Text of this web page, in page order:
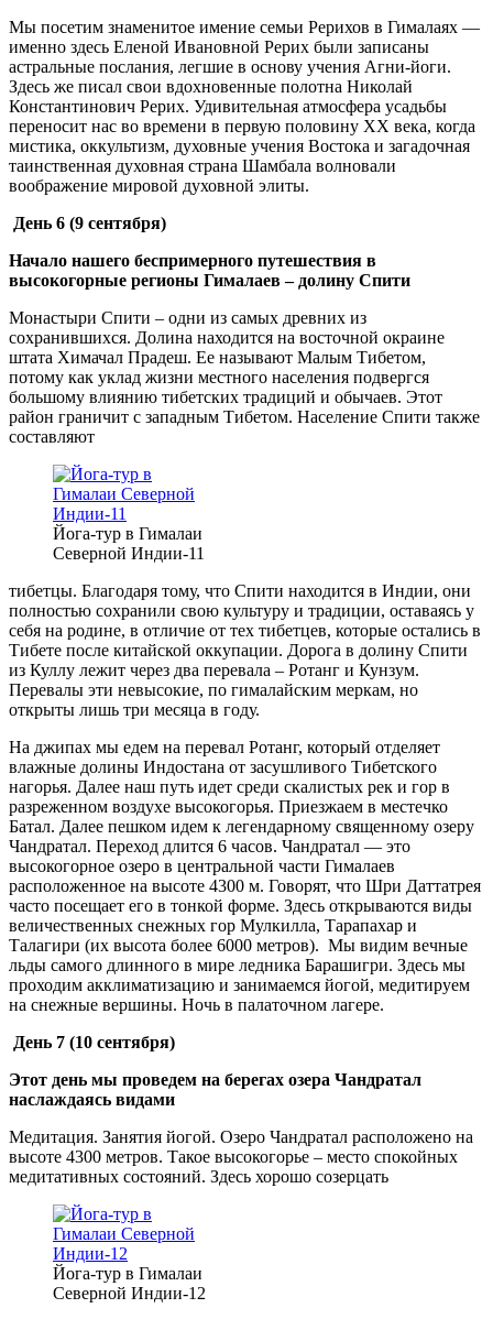
Мы посетим знаменитое имение семьи Рерихов в Гималаях —
именно здесь Еленой Ивановной Рерих были записаны
астральные послания, легшие в основу учения Агни-йоги.
Здесь же писал свои вдохновенные полотна Николай
Константинович Рерих. Удивительная атмосфера усадьбы
переносит нас во времени в первую половину ХХ века, когда
мистика, оккультизм, духовные учения Востока и загадочная
таинственная духовная страна Шамбала волновали
воображение мировой духовной элиты.
День 6 (9 сентября)
Начало нашего беспримерного путешествия в
высокогорные регионы Гималаев – долину Спити
Монастыри Спити – одни из самых древних из
сохранившихся. Долина находится на восточной окраине
штата Химачал Прадеш. Ее называют Малым Тибетом,
потому как уклад жизни местного населения подвергся
большому влиянию тибетских традиций и обычаев. Этот
район граничит с западным Тибетом. Население Спити также
составляют
Йога-тур в Гималаи
Северной Индии-11
тибетцы. Благодаря тому, что Спити находится в Индии, они
полностью сохранили свою культуру и традиции, оставаясь у
себя на родине, в отличие от тех тибетцев, которые остались в
Тибете после китайской оккупации. Дорога в долину Спити
из Куллу лежит через два перевала – Ротанг и Кунзум.
Перевалы эти невысокие, по гималайским меркам, но
открыты лишь три месяца в году.
На джипах мы едем на перевал Ротанг, который отделяет
влажные долины Индостана от засушливого Тибетского
нагорья. Далее наш путь идет среди скалистых рек и гор в
разреженном воздухе высокогорья. Приезжаем в местечко
Батал. Далее пешком идем к легендарному священному озеру
Чандратал. Переход длится 6 часов. Чандратал — это
высокогорное озеро в центральной части Гималаев
расположенное на высоте 4300 м. Говорят, что Шри Даттатрея
часто посещает его в тонкой форме. Здесь открываются виды
величественных снежных гор Мулкилла, Тарапахар и
Талагири (их высота более 6000 метров). Мы видим вечные
льды самого длинного в мире ледника Барашигри. Здесь мы
проходим акклиматизацию и занимаемся йогой, медитируем
на снежные вершины. Ночь в палаточном лагере.
День 7 (10 сентября)
Этот день мы проведем на берегах озера Чандратал
наслаждаясь видами
Медитация. Занятия йогой. Озеро Чандратал расположено на
высоте 4300 метров. Такое высокогорье – место спокойных
медитативных состояний. Здесь хорошо созерцать
Йога-тур в Гималаи
Северной Индии-12